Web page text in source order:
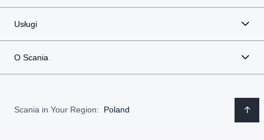
Usługi
O Scania
Scania in Your Region: Poland